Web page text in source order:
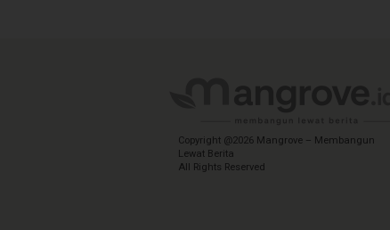
Copyright @2026 Mangrove – Membangun
Lewat Berita
All Rights Reserved